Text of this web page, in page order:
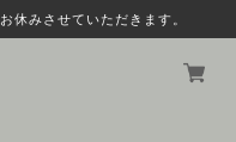
休みさせていただきます。